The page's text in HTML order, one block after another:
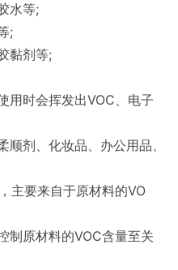
水等;
;
黏剂等;
用时会挥发出VOC、电子
剂、化妆品、办公用品、
主要来自于原材料的VO
制原材料的VOC含量至关